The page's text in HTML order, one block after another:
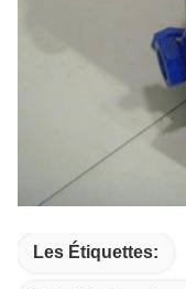
Les Étiquettes: